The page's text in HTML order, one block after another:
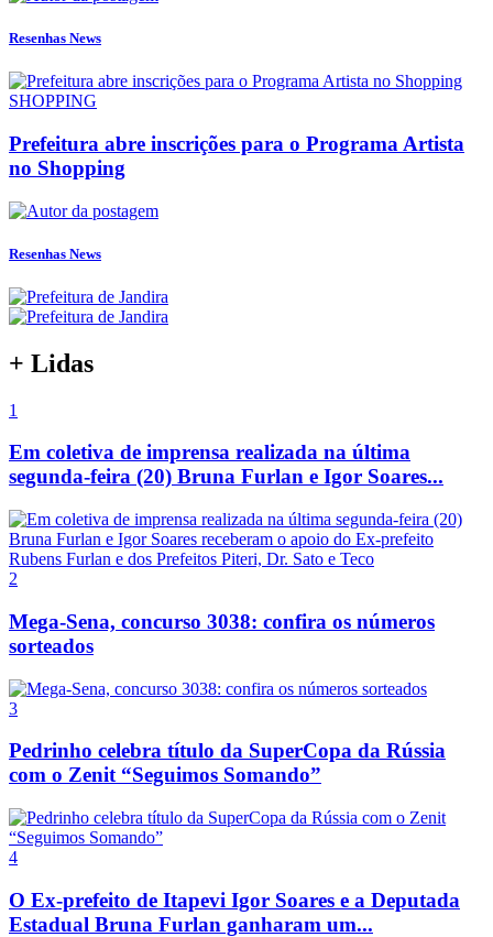
Resenhas News
SHOPPING
Prefeitura abre inscrições para o Programa Artista
no Shopping
Resenhas News
+ Lidas
1
Em coletiva de imprensa realizada na última
segunda-feira (20) Bruna Furlan e Igor Soares...
2
Mega-Sena, concurso 3038: confira os números
sorteados
3
Pedrinho celebra título da SuperCopa da Rússia
com o Zenit “Seguimos Somando”
4
O Ex-prefeito de Itapevi Igor Soares e a Deputada
Estadual Bruna Furlan ganharam um...